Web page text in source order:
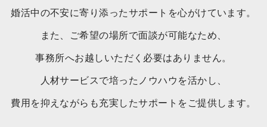
婚活中の不安に寄り添ったサポートを心がけています。
また、ご希望の場所で面談が可能なため、
事務所へお越しいただく必要はありません。
人材サービスで培ったノウハウを活かし、
費用を抑えながらも充実したサポートをご提供します。